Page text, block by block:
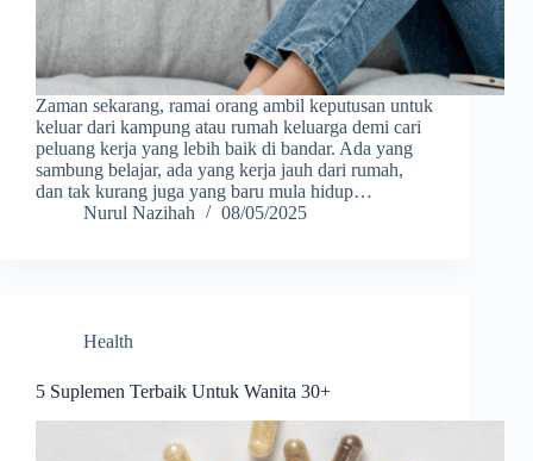
Zaman sekarang, ramai orang ambil keputusan untuk
keluar dari kampung atau rumah keluarga demi cari
peluang kerja yang lebih baik di bandar. Ada yang
sambung belajar, ada yang kerja jauh dari rumah,
dan tak kurang juga yang baru mula hidup…
Nurul Nazihah
08/05/2025
Health
5 Suplemen Terbaik Untuk Wanita 30+